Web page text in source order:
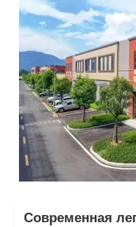
Современная